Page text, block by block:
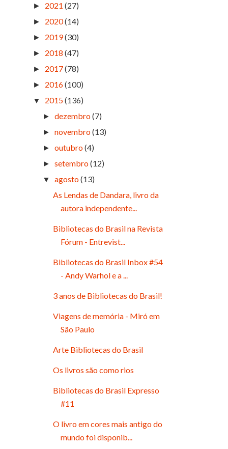
► 2021 (27)
► 2020(14)
► 2019(30)
► 2018 (47)
► 2017(78)
► 2016(100)
▼ 2015(136)
►dezembro(7)
►novembro(13)
►outubro(4)
►setembro(12)
▼ agosto(13)
As Lendas de Dandara, livro da
autora independente...
Bibliotecas do Brasil na Revista
Fórum - Entrevist...
Bibliotecas do Brasil Inbox #54
- Andy Warhol e a ...
3 anos de Bibliotecas do Brasil!
Viagens de memória - Miró em
São Paulo
Arte Bibliotecas do Brasil
Os livros são como rios
Bibliotecas do Brasil Expresso
#11
O livro em cores mais antigo do
mundo foi disponib...